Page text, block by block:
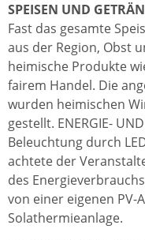
SPEISEN UND
Fast das gesamte
aus der Region, Obst
heimische Produkte
fairem Handel. Die
wurden heimischen
gestellt. ENERGIE-
Beleuchtung durch
achtete der
des
von einer eigenen PV-
Solathermieanlage.